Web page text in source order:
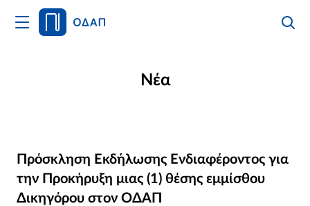
Άνοιγμα
Κυρίως
Νέα
Νέα
Πρόσκληση Εκδήλωσης Ενδιαφέροντος για
την Προκήρυξη μιας (1) θέσης εμμίσθου
Δικηγόρου στον ΟΔΑΠ
Πρόσκληση Εκδήλωσης Ενδιαφέροντος για
την Προκήρυξη μιας (1) θέσης εμμίσθου
Δικηγόρου στον ΟΔΑΠ